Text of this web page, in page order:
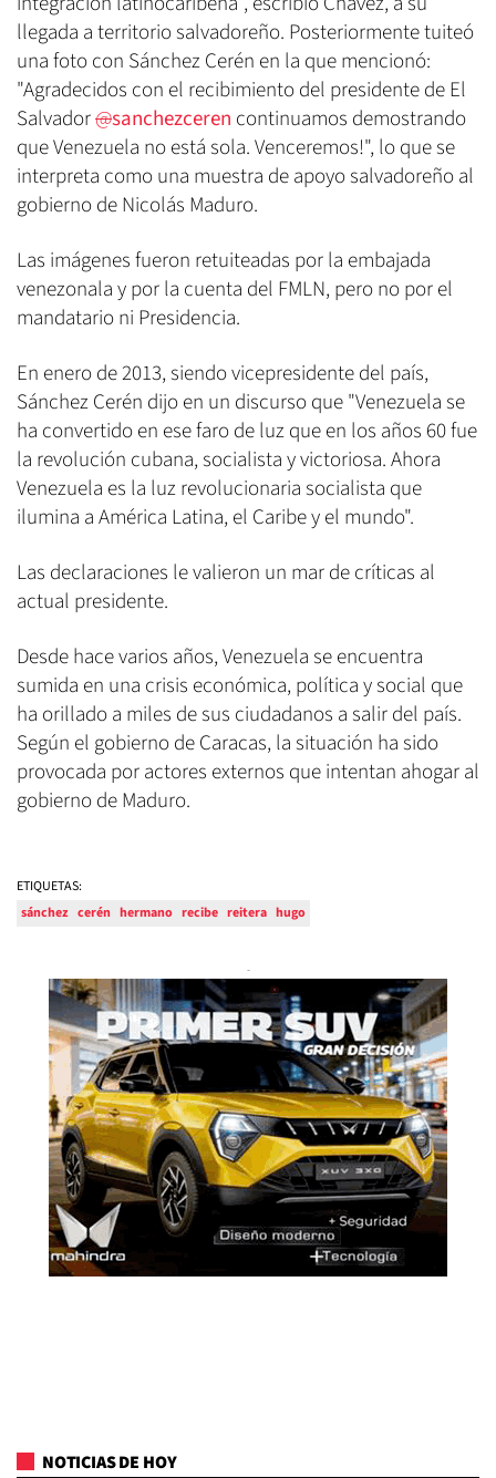
llegada a territorio salvadoreño. Posteriormente tuiteó
una foto con Sánchez Cerén en la que mencionó:
"Agradecidos con el recibimiento del presidente de El
Salvador@sanchezceren continuamos demostrando
que Venezuela no está sola. Venceremos!", lo que se
interpreta como una muestra de apoyo salvadoreño al
gobierno de Nicolás Maduro.
Las imágenes fueron retuiteadas por la embajada
venezonala y por la cuenta del FMLN, pero no por el
mandatario ni Presidencia.
En enero de 2013, siendo vicepresidente del país,
Sánchez Cerén dijo en un discurso que "Venezuela se
ha convertido en ese faro de luz que en los años 60 fue
la revolución cubana, socialista y victoriosa. Ahora
Venezuela es la luz revolucionaria socialista que
ilumina a América Latina, el Caribe y el mundo".
Las declaraciones le valieron un mar de críticas al
actual presidente.
Desde hace varios años, Venezuela se encuentra
sumida en una crisis económica, política y social que
ha orillado a miles de sus ciudadanos a salir del país.
Según el gobierno de Caracas, la situación ha sido
provocada por actores externos que intentan ahogar al
gobierno de Maduro.
ETIQUETAS:
sánchez cerén hermano recibe reitera hugo
NOTICIAS DE HOY